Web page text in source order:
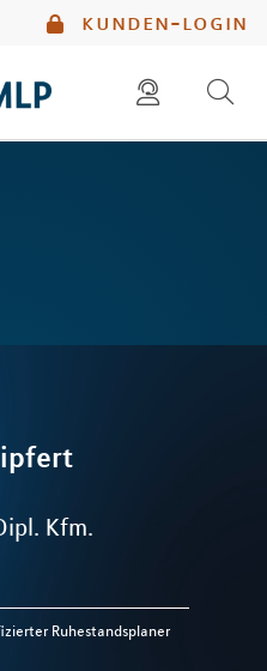
kunden-login
Kfm.
Ruhestandsplaner